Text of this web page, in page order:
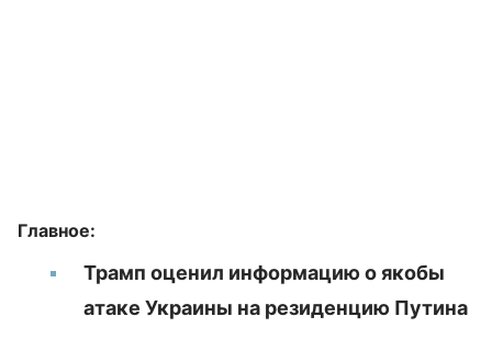
Главное:
Трамп оценил информацию о якобы
атаке Украины на резиденцию Путина